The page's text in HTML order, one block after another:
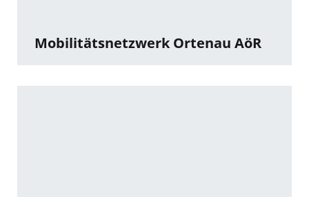
Mobilitätsnetzwerk Ortenau AöR